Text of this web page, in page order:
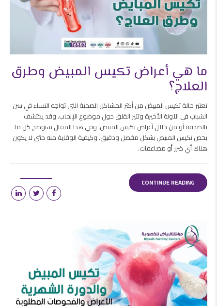
ما هي أعراض تكيس المبيض وطرق
العلاج؟
تعتبر حالة تكيس المبيض من أكثر المشاكل الصحية التي تواجه النساء في سن
الشباب في الآونة الأخيرة وتثير القلق حول موضوع الإنجاب. وقد يكتشف
بالصدفة أو من خلال أعراض تكيس المبيض. وفي هذا المقال سنوضح كل ما
يخص تكيس المبيض بشكل مفصل ودقيق. وكيفية الوقاية منه حتى لا يكون
هناك أي ضرر أو مضاعفات.
CONTINUE READING